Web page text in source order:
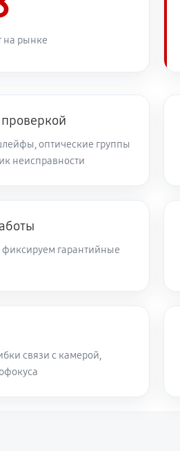
EF 600 f/4L IS USM
на рынке
оптические группы
неисправности
фиксируем гарантийные
связи с камерой,